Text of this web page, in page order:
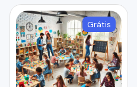
Grátis